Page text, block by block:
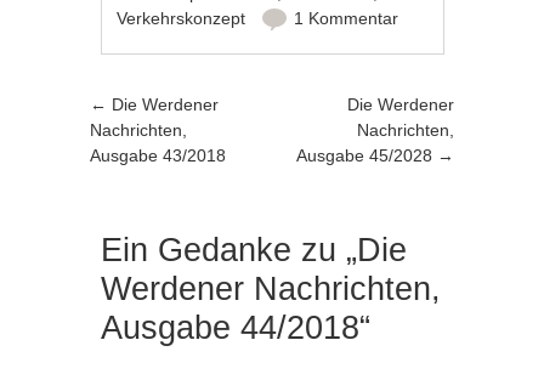
Verkehrskonzept
1 Kommentar
Artikel-Navigation
← Die Werdener
Nachrichten,
Ausgabe 43/2018
Die Werdener
Nachrichten,
Ausgabe 45/2028 →
Ein Gedanke zu „Die
Werdener Nachrichten,
Ausgabe 44/2018“